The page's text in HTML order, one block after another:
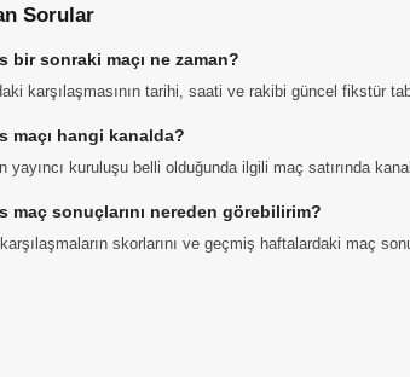
Sorular
bir sonraki maçı ne zaman?
karşılaşmasının tarihi, saati ve rakibi güncel fikstür
maçı hangi kanalda?
yayıncı kuruluşu belli olduğunda ilgili maç satırında
maç sonuçlarını nereden görebilirim?
skorlarını ve geçmiş haftalardaki maç